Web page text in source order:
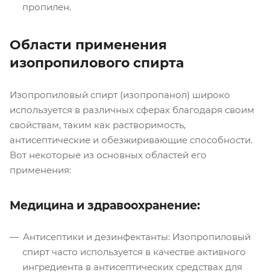
пропилен.
Области применения
изопропилового спирта
Изопропиловый спирт (изопропанол) широко
используется в различных сферах благодаря своим
свойствам, таким как растворимость,
антисептические и обезжиривающие способности.
Вот некоторые из основных областей его
применения:
Медицина и здравоохранение:
Антисептики и дезинфектанты: Изопропиловый
спирт часто используется в качестве активного
ингредиента в антисептических средствах для